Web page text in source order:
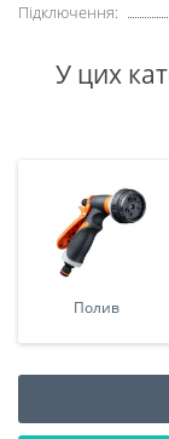
Підключення:
У цих
Полив